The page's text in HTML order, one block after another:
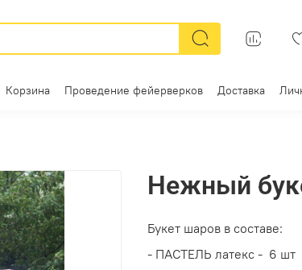
Корзина Проведение фейерверков Доставка
Нежный
Букет шаров в составе:
- ПАСТЕЛЬ латекс - 6 шт